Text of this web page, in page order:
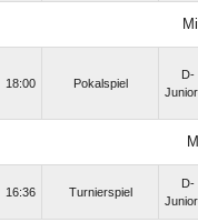
18:00 Pokalspiel
D-
16:36 Turnierspiel
D-